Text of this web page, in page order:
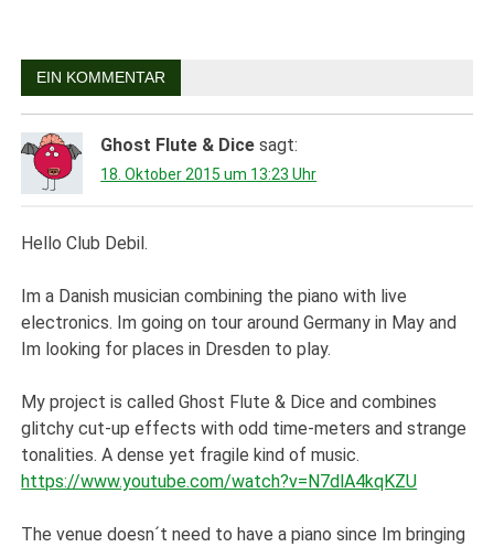
EIN KOMMENTAR
Ghost Flute & Dice sagt:
18. Oktober 2015 um 13:23 Uhr
Hello Club Debil.
Im a Danish musician combining the piano with live
electronics. Im going on tour around Germany in May and
Im looking for places in Dresden to play.
My project is called Ghost Flute & Dice and combines
glitchy cut-up effects with odd time-meters and strange
tonalities. A dense yet fragile kind of music.
https://www.youtube.com/watch?v=N7dlA4kqKZU
The venue doesn´t need to have a piano since Im bringing